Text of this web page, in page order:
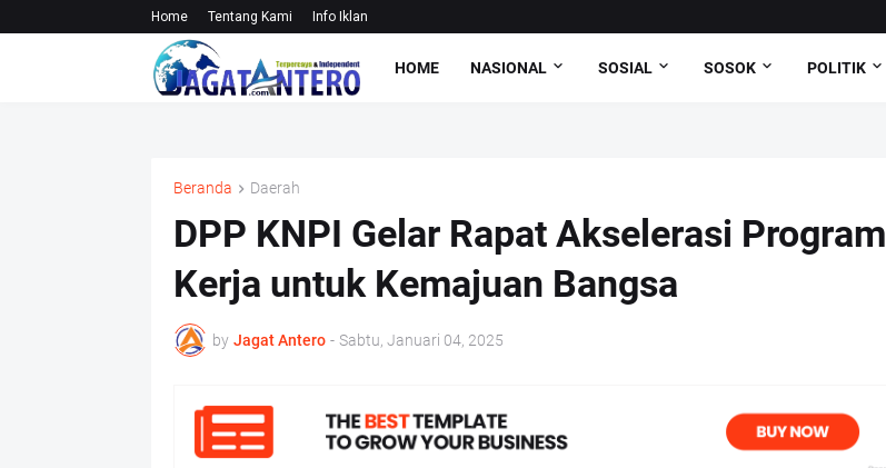
Home Tentang Kami Info Iklan
HOME NASIONAL SOSIAL SOSOK POLITIK
Beranda Daerah
DPP KNPI Gelar Rapat Akselerasi Program
Kerja untuk Kemajuan Bangsa
by Jagat Antero - Sabtu, Januari 04, 2025